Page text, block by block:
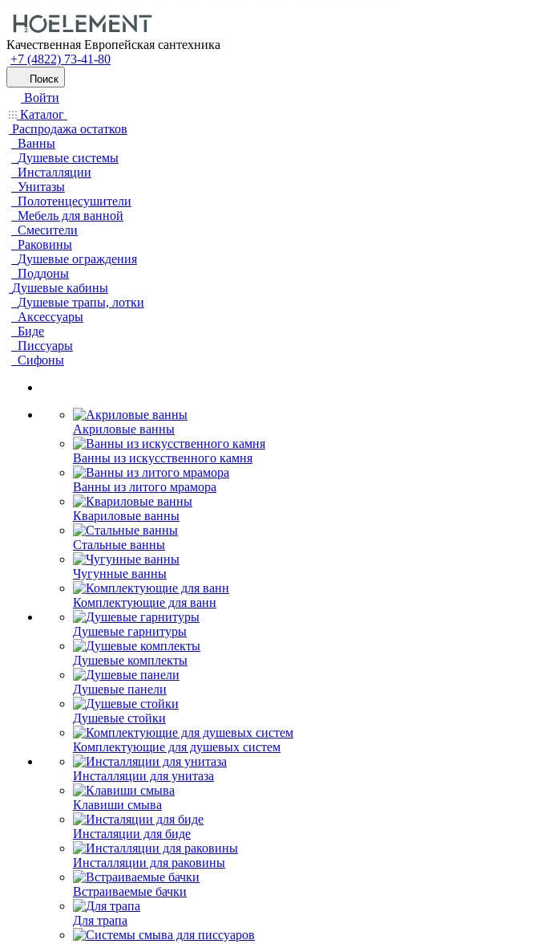
Качественная Европейская сантехника
+7 (4822) 73-41-80
Поиск
Войти
Каталог
Распродажа остатков
Ванны
Душевые системы
Инсталляции
Унитазы
Полотенцесушители
Мебель для ванной
Смесители
Раковины
Душевые ограждения
Поддоны
Душевые кабины
Душевые трапы, лотки
Аксессуары
Биде
Писсуары
Сифоны
Акриловые ванны
Ванны из искусственного камня
Ванны из литого мрамора
Квариловые ванны
Стальные ванны
Чугунные ванны
Комплектующие для ванн
Душевые гарнитуры
Душевые комплекты
Душевые панели
Душевые стойки
Комплектующие для душевых систем
Инсталляции для унитаза
Клавиши смыва
Инсталяции для биде
Инсталляции для раковины
Встраиваемые бачки
Для трапа